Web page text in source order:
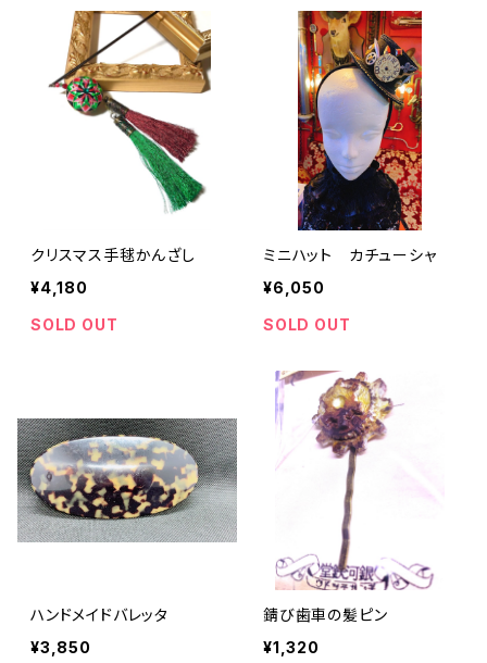
クリスマス手毬かんざし
¥4,180
SOLD OUT
ミニハット カチューシャ
¥6,050
SOLD OUT
ハンドメイドバレッタ
¥3,850
錆び歯車の髪ピン
¥1,320